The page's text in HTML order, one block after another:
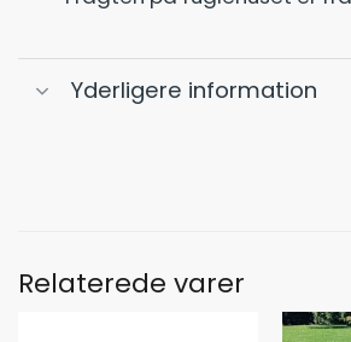
Yderligere information
Relaterede varer